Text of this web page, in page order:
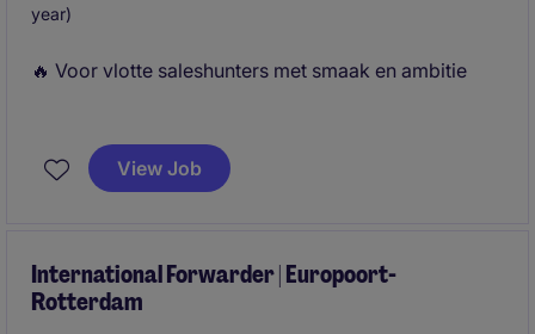
year)
🔥 Voor vlotte saleshunters met smaak en ambitie
de schakel tussen ambitieuze professionals en
toonaangevende bedrijven. Je gebruikt je
View Job
International Forwarder | Europoort-
Rotterdam